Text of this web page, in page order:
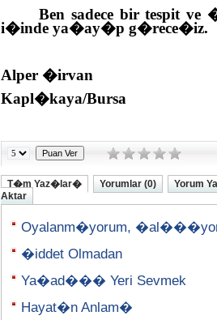
Ben sadece bir tespit ve
i�inde ya�ay�p g�rece�iz.
Alper �irvan
Kapl�kaya/Bursa
T�m Yaz�lar� Yorumlar (0)
Yorum
Aktar
Oyalanm�yorum,
�iddet Olmadan
Ya�ad��� Yeri Sevmek
Hayat�n Anlam�